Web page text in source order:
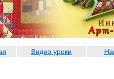
Видео уроки